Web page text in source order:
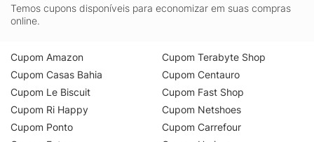
Temos cupons disponíveis para economizar em suas compras
online.
Cupom Amazon
Cupom Casas Bahia
Cupom Le Biscuit
Cupom Ri Happy
Cupom Ponto
Cupom Terabyte Shop
Cupom Centauro
Cupom Fast Shop
Cupom Netshoes
Cupom Carrefour